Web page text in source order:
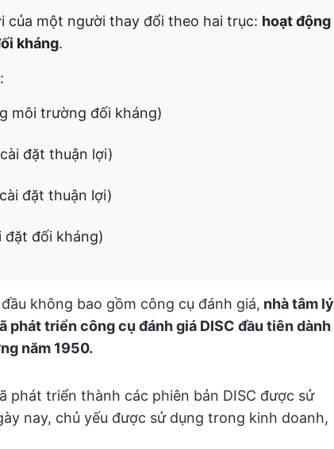
của một người thay đổi theo hai trục: hoạt động
kháng.
môi trường đối kháng)
đặt thuận lợi)
đặt thuận lợi)
đối kháng)
không bao gồm công cụ đánh giá, nhà tâm lý
phát triển công cụ đánh giá DISC đầu tiên dành
năm 1950.
phát triển thành các phiên bản DISC được sử
nay, chủ yếu được sử dụng trong kinh doanh,